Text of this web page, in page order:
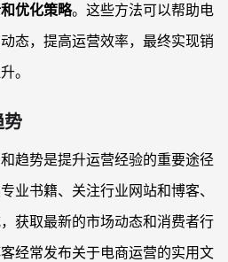
优化策略。这些方法可以帮助电
态，提高运营效率，最终实现销
。
势
趋势是提升运营经验的重要途径
业书籍、关注行业网站和博客、
获取最新的市场动态和消费者行
经常发布关于电商运营的实用文